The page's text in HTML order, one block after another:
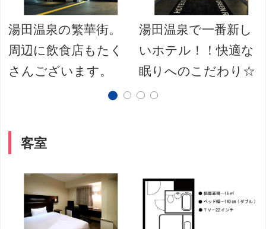
湯田温泉の繁華街。
周辺に飲食店もたく
さんございます。
湯田温泉で一番新し
いホテル！！快適な
眠りへのこだわり☆
客室